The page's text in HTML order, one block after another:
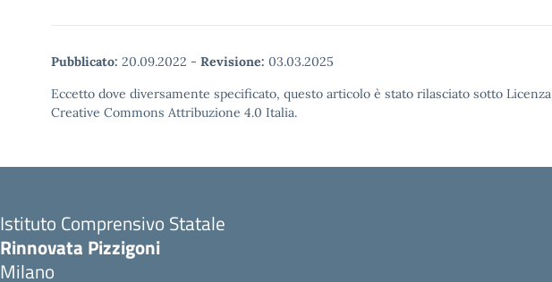
Pubblicato: 20.09.2022 - Revisione: 03.03.2025
Eccetto dove diversamente specificato, questo articolo è stato rilasciato sotto Licenza
Creative Commons Attribuzione 4.0 Italia.
Istituto Comprensivo Statale
Rinnovata Pizzigoni
Milano